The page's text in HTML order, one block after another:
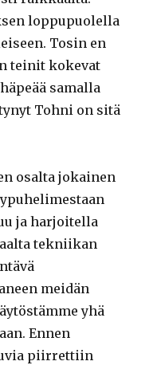
loppupuolella
Tosin en
teinit kokevat
samalla
Tohni on sitä
osalta jokainen
ja harjoitella
tekniikan
meidän
yhä
Ennen
piirrettiin